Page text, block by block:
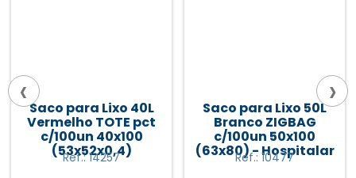
Saco para Lixo 50L
Branco ZIGBAG
c/100un 50x100
(63x80) - Hospitalar
Ref.: 10477
Saco para Lixo 100L
Preto GERAPLAST pct
c/100un 100x100
(75x105x0,7)
Ref.: 4527
‹ ›